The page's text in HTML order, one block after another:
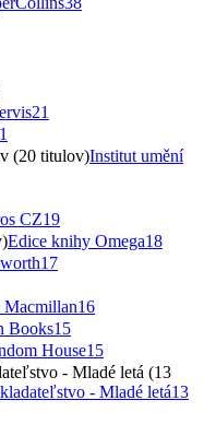
21
(20 titulov)Institut umění
CZ19
Edice knihy Omega18
17
Macmillan16
Books15
House15
- Mladé letá (13
- Mladé letá13